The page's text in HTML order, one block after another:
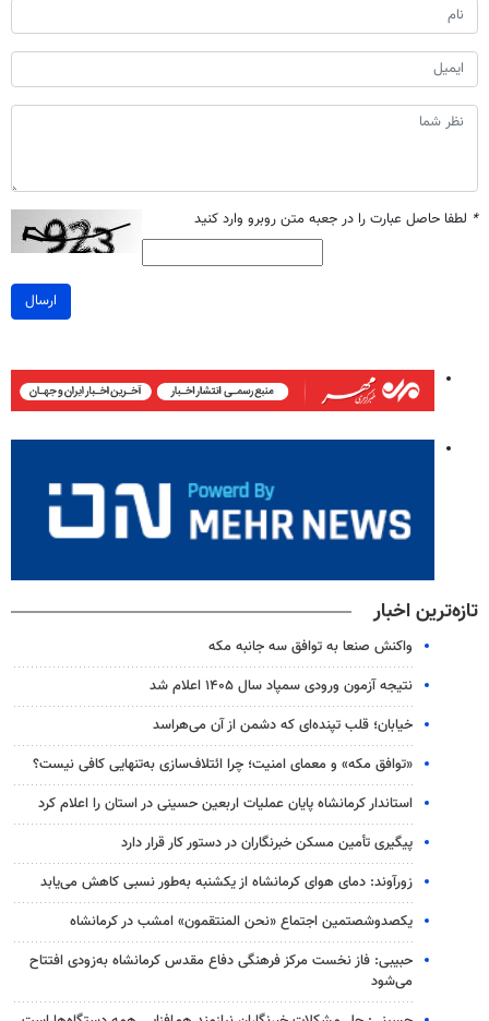
* لطفا حاصل عبارت را در جعبه متن روبرو وارد کنید
ارسال
تازه‌ترین اخبار
واکنش صنعا به توافق سه جانبه مکه
نتیجه آزمون ورودی سمپاد سال ۱۴۰۵ اعلام شد
خیابان؛ قلب تپنده‌ای که دشمن از آن می‌هراسد
«توافق مکه» و معمای امنیت؛ چرا ائتلاف‌سازی به‌تنهایی کافی نیست؟
استاندار کرمانشاه پایان عملیات اربعین حسینی در استان را اعلام کرد
پیگیری تأمین مسکن خبرنگاران در دستور کار قرار دارد
زورآوند: دمای هوای کرمانشاه از یکشنبه به‌طور نسبی کاهش می‌یابد
یکصدوشصتمین اجتماع «نحن المنتقمون» امشب در کرمانشاه
حبیبی: فاز نخست مرکز فرهنگی دفاع مقدس کرمانشاه به‌زودی افتتاح
می‌شود